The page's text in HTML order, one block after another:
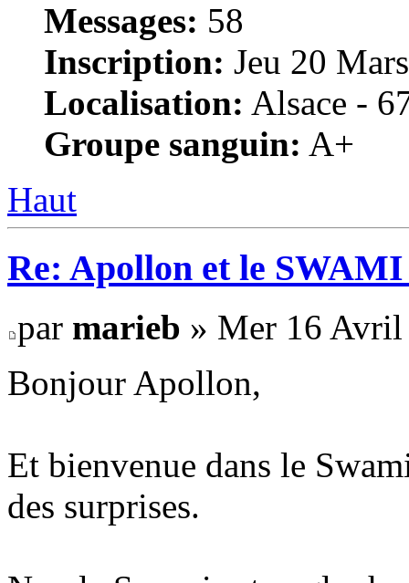
Messages: 58
Inscription: Jeu 20
Localisation: Alsace -
Groupe sanguin: A+
Haut
Re: Apollon et le SWAMI
par marieb » Mer 16
Bonjour Apollon,
Et bienvenue dans le
des surprises.